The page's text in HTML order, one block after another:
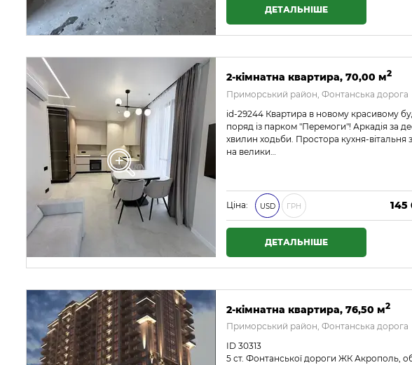
ДЕТАЛЬНІШЕ
2-кімнатна квартира, 70,00 м2
Приморський район, Фонтанська дорога
id-29244 Квартира в новому красивому
поряд із парком "Перемоги"! Аркадія за
хвилин ходьби. Простора кухня-вітальня
на велики…
Ціна: USD ГРН
145
6
ДЕТАЛЬНІШЕ
2-кімнатна квартира, 76,50 м2
Приморський район, Фонтанська дорога
ID 30313
5 ст. Фонтанської дороги ЖК Акрополь,